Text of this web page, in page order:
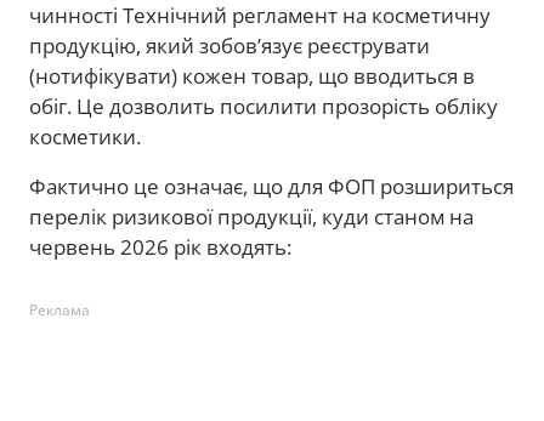
чинності Технічний регламент на косметичну
продукцію, який зобов’язує реєструвати
(нотифікувати) кожен товар, що вводиться в
обіг. Це дозволить посилити прозорість обліку
косметики.
Фактично це означає, що для ФОП розшириться
перелік ризикової продукції, куди станом на
червень 2026 рік входять:
Реклама